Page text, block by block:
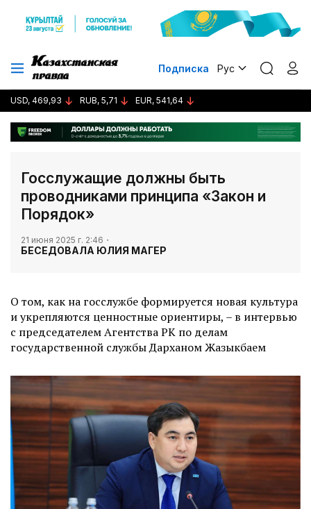
Подписка Рус
USD, 469,93 RUB, 5,71 EUR, 541,64
Госслужащие должны быть
проводниками принципа «Закон и
Порядок»
21 июня 2025 г. 2:46
БЕСЕДОВАЛА ЮЛИЯ МАГЕР
О том, как на госслужбе формируется новая культура
и укрепляются ценностные ориентиры, – в интервью
с председателем Агентства РК по делам
государственной службы Дарханом Жазыкбаем